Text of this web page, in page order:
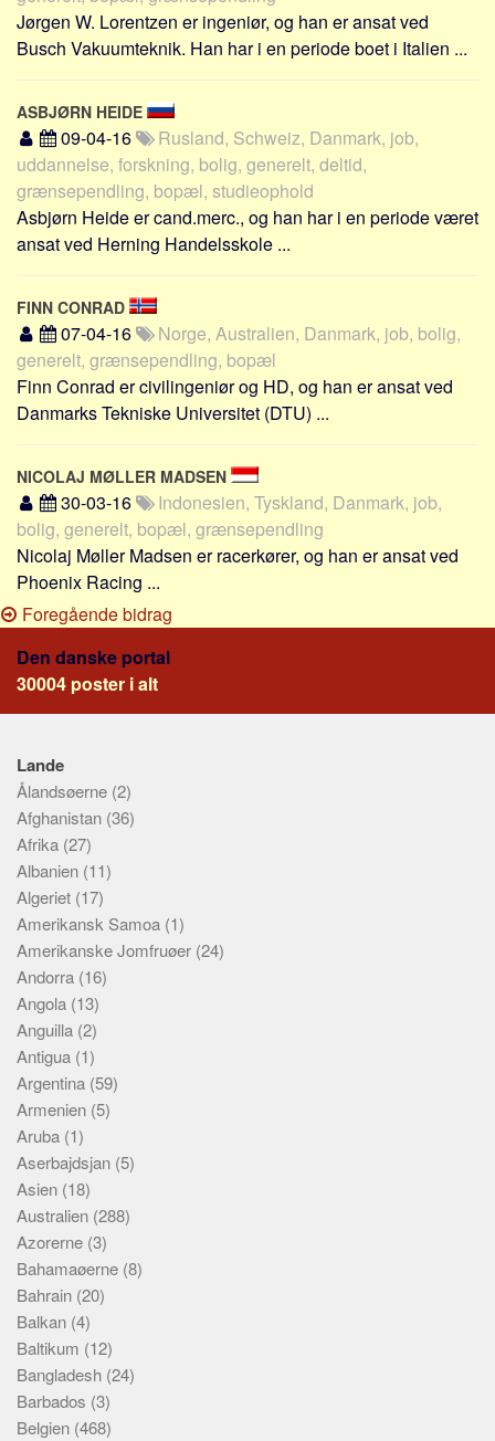
Jørgen W. Lorentzen er ingeniør, og han er ansat ved
Busch Vakuumteknik. Han har i en periode boet i Italien ...
ASBJØRN HEIDE
09-04-16
Rusland, Schweiz, Danmark, job,
uddannelse, forskning, bolig, generelt, deltid,
grænsependling, bopæl, studieophold
Asbjørn Heide er cand.merc., og han har i en periode været
ansat ved Herning Handelsskole ...
FINN CONRAD
07-04-16
Norge, Australien, Danmark, job, bolig,
generelt, grænsependling, bopæl
Finn Conrad er civilingeniør og HD, og han er ansat ved
Danmarks Tekniske Universitet (DTU) ...
NICOLAJ MØLLER MADSEN
30-03-16
Indonesien, Tyskland, Danmark, job,
bolig, generelt, bopæl, grænsependling
Nicolaj Møller Madsen er racerkører, og han er ansat ved
Phoenix Racing ...
Foregående bidrag
Den danske portal
30004 poster i alt
Lande
Ålandsøerne (2)
Afghanistan (36)
Afrika (27)
Albanien (11)
Algeriet (17)
Amerikansk Samoa (1)
Amerikanske Jomfruøer (24)
Andorra (16)
Angola (13)
Anguilla (2)
Antigua (1)
Argentina (59)
Armenien (5)
Aruba (1)
Aserbajdsjan (5)
Asien (18)
Australien (288)
Azorerne (3)
Bahamaøerne (8)
Bahrain (20)
Balkan (4)
Baltikum (12)
Bangladesh (24)
Barbados (3)
Belgien (468)